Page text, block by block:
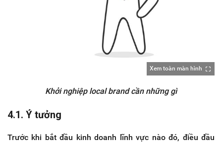
Xem toàn màn hình
Khởi nghiệp local brand cần những gì
4.1. Ý tưởng
Trước khi bắt đầu kinh doanh lĩnh vực nào đó, điều đầu